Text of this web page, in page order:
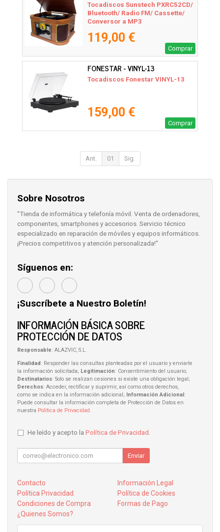
Tocadiscos Sunstech PXRC52CD/
Bluetooth/ Radio FM/ Cassette/
Conversor a MP3
119,00 €
Comprar
FONESTAR - VINYL-13
Tocadiscos Fonestar VINYL-13
159,00 €
Comprar
Ant. 01 Sig.
Sobre Nosotros
"Tienda de informática y telefonía móvil. Venta de ordenadores,
componentes, smartphones y accesorios. Servicio técnico
especializado en reparación de móviles y equipos informáticos.
¡Precios competitivos y atención personalizada!"
Síguenos en:
¡Suscríbete a Nuestro Boletín!
INFORMACIÓN BÁSICA SOBRE
PROTECCIÓN DE DATOS
Responsable: ALAZVIC, S.L.
Finalidad: Responder las consultas planteadas por el usuario y enviarle
la información solicitada; Legitimación: Consentimiento del usuario;
Destinatarios: Solo se realizan cesiones si existe una obligación legal;
Derechos: Acceder, rectificar y suprimir, así como otros derechos,
como se indica en la información adicional; Información Adicional:
Puede consultar la información completa de Protección de Datos en
nuestra Política de Privacidad.
He leído y acepto la Política de Privacidad.
Enviar
Contacto
Información Legal
Política Privacidad
Política de Cookies
Condiciones de Compra
Formas de Pago
¿Quienes Somos?